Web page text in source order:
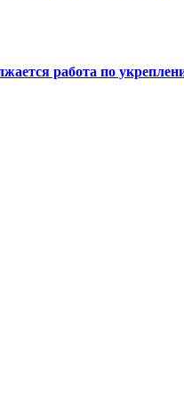
работа по